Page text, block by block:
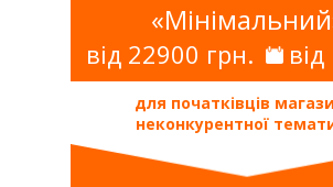
від 22900 грн.
для початківців
неконкурентної